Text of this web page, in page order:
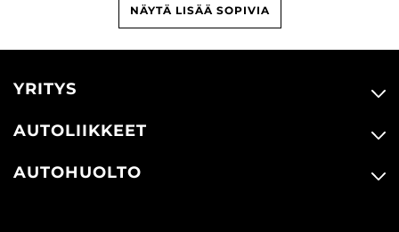
NÄYTÄ LISÄÄ SOPIVIA
YRITYS
AUTOLIIKKEET
AUTOHUOLTO